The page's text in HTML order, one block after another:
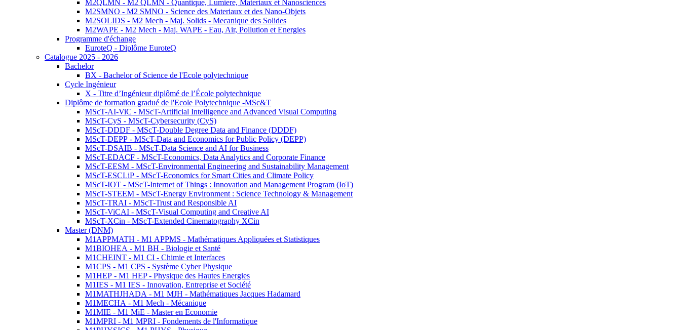
M2QLMN - M2 QLMN - Quantique, Lumiere, Materiaux et Nanosciences
M2SMNO - M2 SMNO - Science des Materiaux et des Nano-Objets
M2SOLIDS - M2 Mech - Maj. Solids - Mecanique des Solides
M2WAPE - M2 Mech - Maj. WAPE - Eau, Air, Pollution et Energies
Programme d'échange
EuroteQ - Diplôme EuroteQ
Catalogue 2025 - 2026
Bachelor
BX - Bachelor of Science de l'Ecole polytechnique
Cycle Ingénieur
X - Titre d’Ingénieur diplômé de l’École polytechnique
Diplôme de formation gradué de l'Ecole Polytechnique -MSc&T
MScT-AI-ViC - MScT-Artificial Intelligence and Advanced Visual Computing
MScT-CyS - MScT-Cybersecurity (CyS)
MScT-DDDF - MScT-Double Degree Data and Finance (DDDF)
MScT-DEPP - MScT-Data and Economics for Public Policy (DEPP)
MScT-DSAIB - MScT-Data Science and AI for Business
MScT-EDACF - MScT-Economics, Data Analytics and Corporate Finance
MScT-EESM - MScT-Environmental Engineering and Sustainability Management
MScT-ESCLiP - MScT-Economics for Smart Cities and Climate Policy
MScT-IOT - MScT-Internet of Things : Innovation and Management Program (IoT)
MScT-STEEM - MScT-Energy Environment : Science Technology & Management
MScT-TRAI - MScT-Trust and Responsible AI
MScT-ViCAI - MScT-Visual Computing and Creative AI
MScT-XCin - MScT-Extended Cinematography XCin
Master (DNM)
M1APPMATH - M1 APPMS - Mathématiques Appliquées et Statistiques
M1BIOHEA - M1 BH - Biologie et Santé
M1CHEINT - M1 CI - Chimie et Interfaces
M1CPS - M1 CPS - Système Cyber Physique
M1HEP - M1 HEP - Physique des Hautes Energies
M1IES - M1 IES - Innovation, Entreprise et Société
M1MATHJHADA - M1 MJH - Mathématiques Jacques Hadamard
M1MECHA - M1 Mech - Mécanique
M1MIE - M1 MiE - Master en Economie
M1MPRI - M1 MPRI - Fondements de l'Informatique